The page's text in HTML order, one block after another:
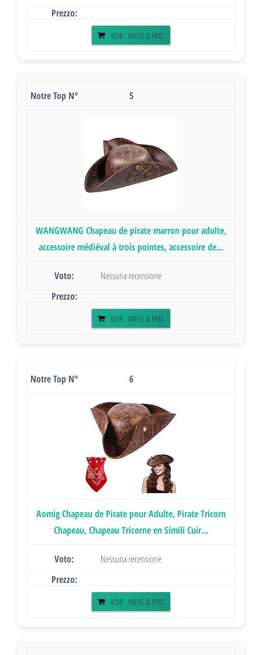
VOIR : INFOS & PRIX
5
WANGWANG Chapeau de pirate marron pour adulte,
accessoire médiéval à trois pointes, accessoire de...
Nessuna recensione
VOIR : INFOS & PRIX
6
Aomig Chapeau de Pirate pour Adulte, Pirate Tricorn
Chapeau, Chapeau Tricorne en Simili Cuir...
Nessuna recensione
VOIR : INFOS & PRIX